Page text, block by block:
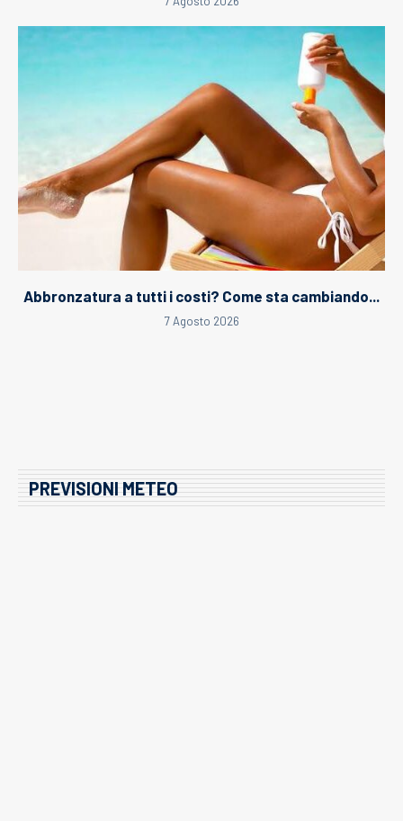
Abbronzatura a tutti i costi? Come sta cambiando...
7 Agosto 2026
PREVISIONI METEO